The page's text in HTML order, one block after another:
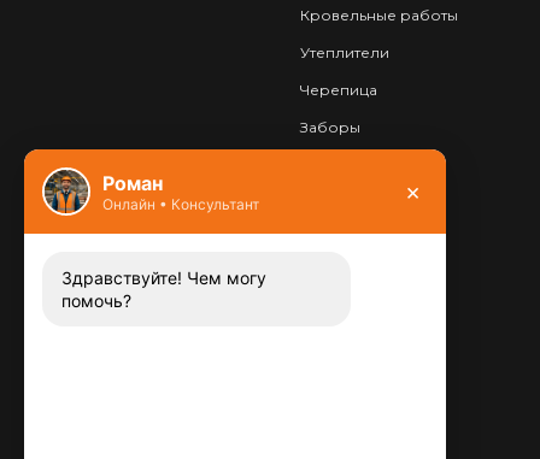
Кровельные работы
Утеплители
Черепица
Заборы
Контакты
Заказать звонок
Роман
Онлайн • Консультант ×
Здравствуйте! Чем могу
помочь?